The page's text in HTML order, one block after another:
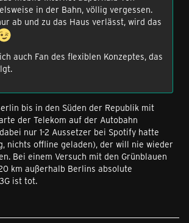
in der Bahn, völlig vergessen.
ab und zu das Haus verlässt, wird das
auch Fan des flexiblen Konzeptes, das
bis in den Süden der Republik mit
der Telekom auf der Autobahn
nur 1-2 Aussetzer bei Spotify hatte
nichts offline geladen), der will nie wieder
Bei einem Versuch mit den Grünblauen
km außerhalb Berlins absolute
ist tot.